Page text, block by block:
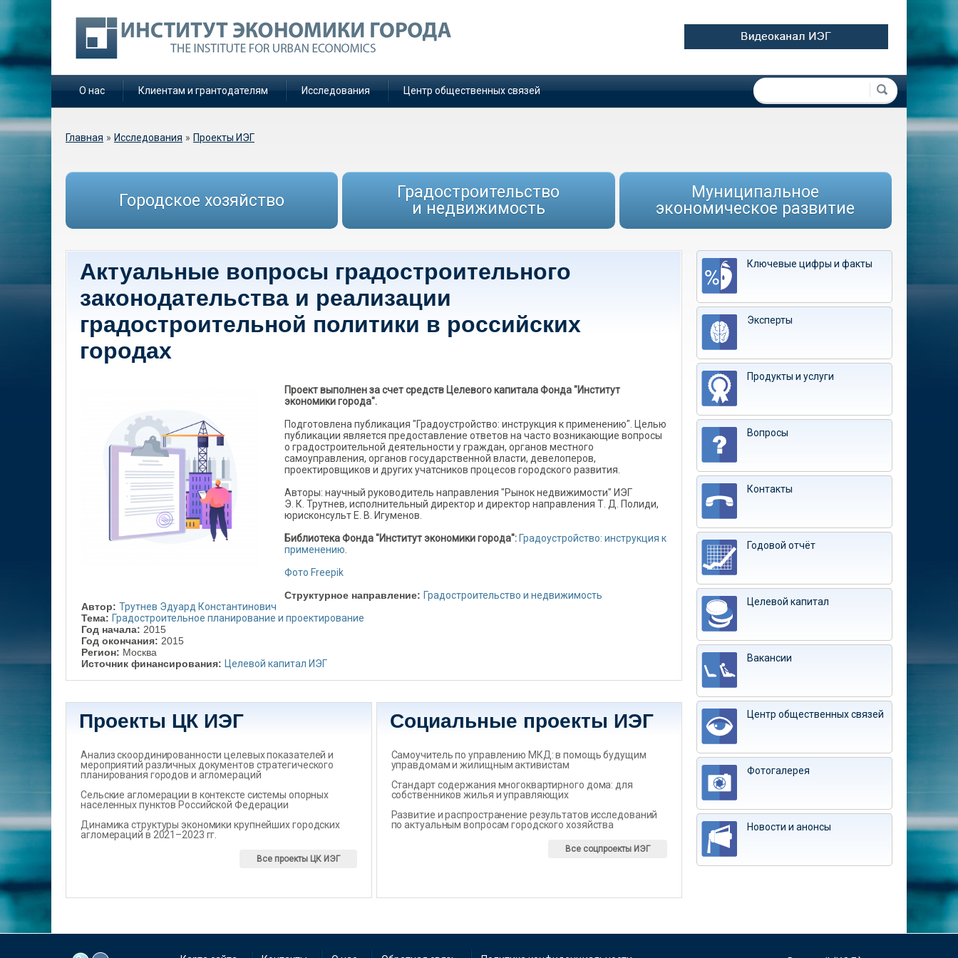
О нас Клиентам и грантодателям Исследования Центр общественных связей Форма поиска
Поиск
Вы здесь
Главная » Исследования » Проекты ИЭГ
Городское хозяйство
Градостроительство
и недвижимость
Муниципальное
экономическое развитие
Актуальные вопросы градостроительного
законодательства и реализации
градостроительной политики в российских
городах
Проект выполнен за счет средств Целевого капитала Фонда "Институт
экономики города".
Подготовлена публикация "Градоустройство: инструкция к применению". Целью
публикации является предоставление ответов на часто возникающие вопросы
о градостроительной деятельности у граждан, органов местного
самоуправления, органов государственной власти, девелоперов,
проектировщиков и других учатсников процесов городского развития.
Авторы: научный руководитель направления "Рынок недвижимости" ИЭГ
Э. К. Трутнев, исполнительный директор и директор направления Т. Д. Полиди,
юрисконсульт Е. В. Игуменов.
Библиотека Фонда "Институт экономики города": Градоустройство: инструкция к
применению
Фото Freepik
Структурное направление: Градостроительство и недвижимость
Автор: Трутнев Эдуард Константинович
Тема: Градостроительное планирование и проектирование
Год начала: 2015
Год окончания: 2015
Регион: Москва
Источник финансирования: Целевой капитал ИЭГ
Проекты ЦК ИЭГ
Анализ скоординированности целевых показателей и
мероприятий различных документов стратегического
планирования городов и агломераций
Сельские агломерации в контексте системы опорных
населенных пунктов Российской Федерации
Динамика структуры экономики крупнейших городских
агломераций в 2021–2023 гг.
Все проекты ЦК ИЭГ
Социальные проекты ИЭГ
Самоучитель по управлению МКД: в помощь будущим
управдомам и жилищным активистам
Стандарт содержания многоквартирного дома: для
собственников жилья и управляющих
Развитие и распространение результатов исследований
по актуальным вопросам городского хозяйства
Все соцпроекты ИЭГ
Ключевые цифры и факты
Эксперты
Продукты и услуги
Вопросы
Контакты
Годовой отчёт
Целевой капитал
Вакансии
Центр общественных связей
Фотогалерея
Новости и анонсы